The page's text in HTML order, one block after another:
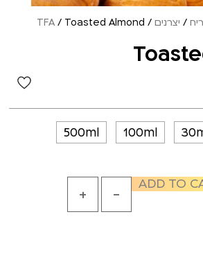
/ יצרנים /
TFA/ Toasted Almond
100ml
500ml
-
+ ADD TO